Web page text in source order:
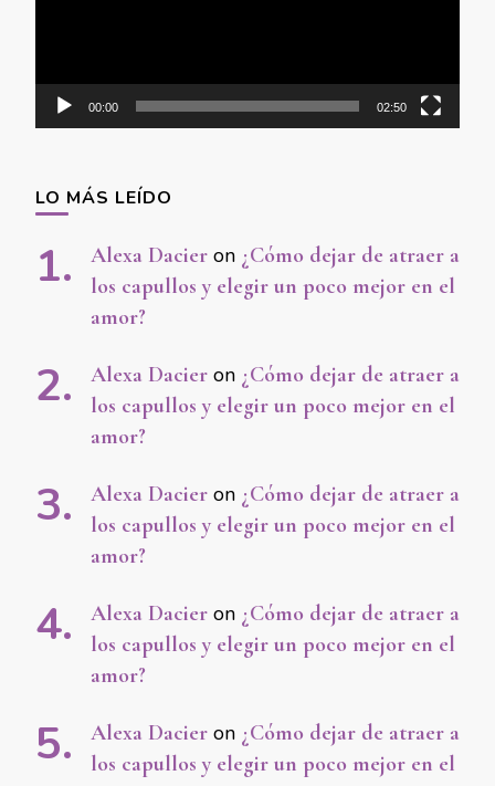
00:00 02:50
LO MÁS LEÍDO
Alexa Dacier on ¿Cómo dejar de atraer a
los capullos y elegir un poco mejor en el
amor?
Alexa Dacier on ¿Cómo dejar de atraer a
los capullos y elegir un poco mejor en el
amor?
Alexa Dacier on ¿Cómo dejar de atraer a
los capullos y elegir un poco mejor en el
amor?
Alexa Dacier on ¿Cómo dejar de atraer a
los capullos y elegir un poco mejor en el
amor?
Alexa Dacier on ¿Cómo dejar de atraer a
los capullos y elegir un poco mejor en el